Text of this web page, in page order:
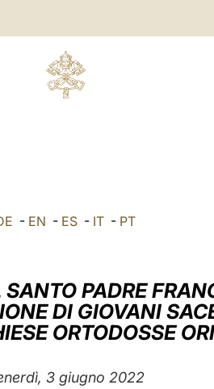
- EN - ES - IT - PT
PADRE
DI GIOVANI
ORTODOSSE
3 giugno 2022